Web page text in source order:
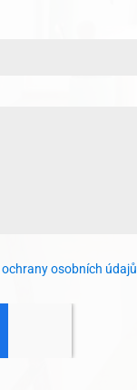
ochrany osobních údajů